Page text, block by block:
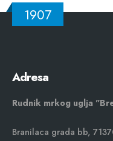
1907
Adresa
Rudnik mrkog uglja
Branilaca grada bb,